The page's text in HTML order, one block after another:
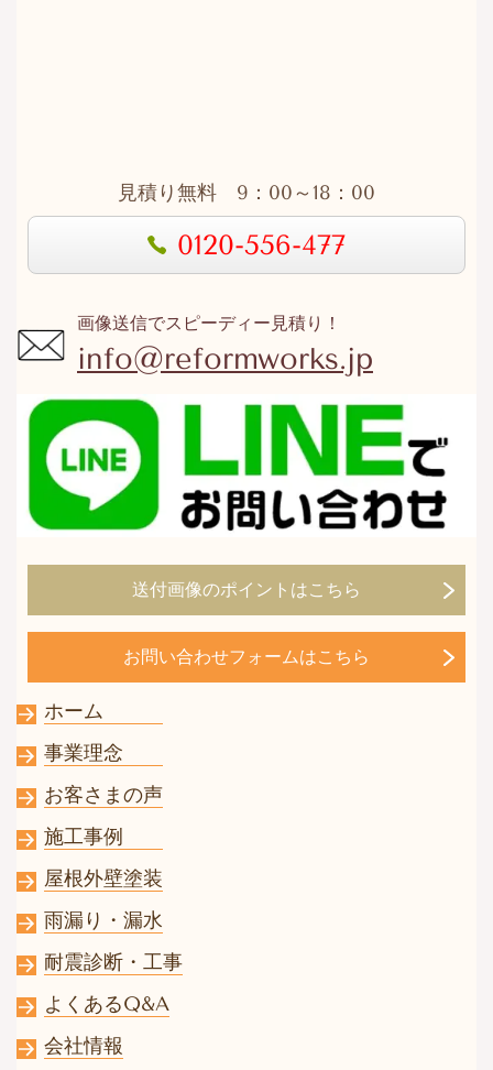
見積り無料 9：00～18：00
0120-556-477
画像送信でスピーディー見積り！
info@reformworks.jp
送付画像のポイントはこちら
お問い合わせフォームはこちら
ホーム
事業理念
お客さまの声
施工事例
屋根外壁塗装
雨漏り・漏水
耐震診断・工事
よくあるQ&A
会社情報